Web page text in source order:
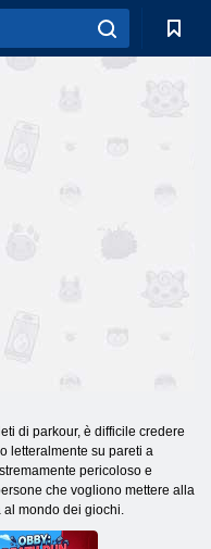
di parkour, è difficile credere
letteralmente su pareti a
pericoloso e
che vogliono mettere alla
al mondo dei giochi.